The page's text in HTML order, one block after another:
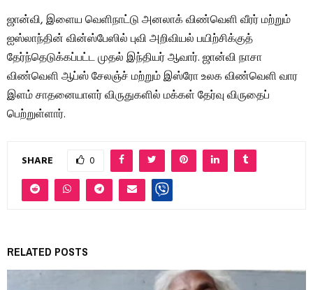
ஜான்வி, இளைய வெளிநாட்டு அனலாக் விண்வெளி வீரர் மற்றும்
ஐஸ்லாந்தின் வின்ஸ்பேஸில் புவி அறிவியல் பயிற்சிக்குத்
தேர்ந்தெடுக்கப்பட்ட முதல் இந்தியர் ஆவார். ஜான்வி நாசா
விண்வெளி ஆப்ஸ் சேலஞ்ச் மற்றும் இஸ்ரோ உலக விண்வெளி வார
இளம் சாதனையாளர் விருதுகளில் மக்கள் தேர்வு விருதைப்
பெற்றுள்ளார்.
SHARE 0
RELATED POSTS